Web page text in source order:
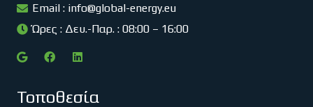
Email : info@global-energy.eu
Ώρες : Δευ.-Παρ. : 08:00 – 16:00
Τοποθεσία